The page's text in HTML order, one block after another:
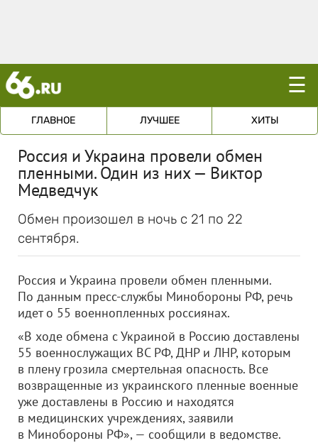
☰
ГЛАВНОЕ ЛУЧШЕЕ ХИТЫ
Россия и Украина провели обмен
пленными. Один из них — Виктор
Медведчук
Обмен произошел в ночь с 21 по 22
сентября.
Россия и Украина провели обмен пленными.
По данным пресс-службы Минобороны РФ, речь
идет о 55 военнопленных россиянах.
«В ходе обмена с Украиной в Россию доставлены
55 военнослужащих ВС РФ, ДНР и ЛНР, которым
в плену грозила смертельная опасность. Все
возвращенные из украинского пленные военные
уже доставлены в Россию и находятся
в медицинских учреждениях, заявили
в Минобороны РФ», — сообщили в ведомстве.